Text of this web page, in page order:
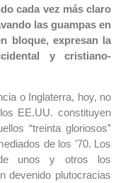
cada vez más claro
las guampas en
bloque, expresan la
y cristiano-
o Inglaterra, hoy, no
EE.UU. constituyen
“treinta gloriosos”
de los ’70. Los
unos y otros los
devenido plutocracias